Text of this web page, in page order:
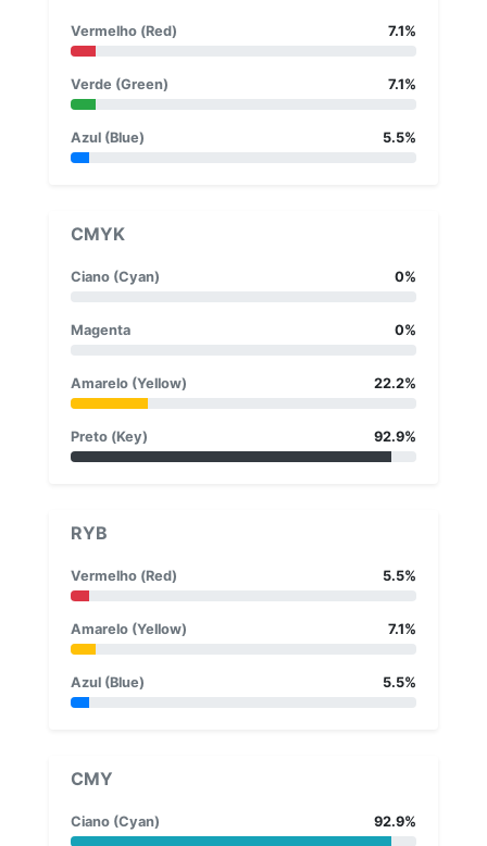
Vermelho (Red) 7.1%
Verde (Green) 7.1%
Azul (Blue) 5.5%
CMYK
Ciano (Cyan) 0%
Magenta 0%
Amarelo (Yellow) 22.2%
Preto (Key) 92.9%
RYB
Vermelho (Red) 5.5%
Amarelo (Yellow) 7.1%
Azul (Blue) 5.5%
CMY
Ciano (Cyan) 92.9%